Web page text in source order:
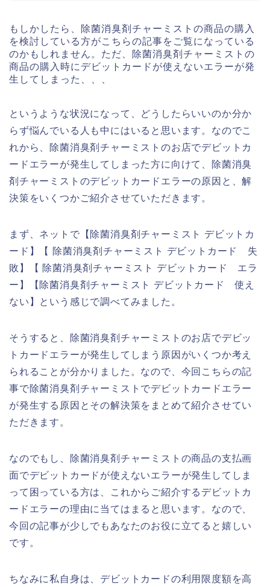
もしかしたら、除菌消臭剤チャーミストの商品の購入
を検討している方がこちらの記事をご覧になっている
のかもしれません。ただ、除菌消臭剤チャーミストの
商品の購入時にデビットカードが使えないエラーが発
生してしまった、、、
というような状況になって、どうしたらいいのか分か
らず悩んでいる人も中にはいると思います。なのでこ
れから、除菌消臭剤チャーミストのお店でデビットカ
ードエラーが発生してしまった方に向けて、除菌消臭
剤チャーミストのデビットカードエラーの原因と、解
決策をいくつかご紹介させていただきます。
まず、ネットで【除菌消臭剤チャーミスト デビットカ
ード】【 除菌消臭剤チャーミスト デビットカード 失
敗】【 除菌消臭剤チャーミスト デビットカード エラ
ー】【除菌消臭剤チャーミスト デビットカード 使え
ない】という感じで調べてみました。
そうすると、除菌消臭剤チャーミストのお店でデビッ
トカードエラーが発生してしまう原因がいくつか考え
られることが分かりました。なので、今回こちらの記
事で除菌消臭剤チャーミストでデビットカードエラー
が発生する原因とその解決策をまとめて紹介させてい
ただきます。
なのでもし、除菌消臭剤チャーミストの商品の支払画
面でデビットカードが使えないエラーが発生してしま
って困っている方は、これからご紹介するデビットカ
ードエラーの理由に当てはまると思います。なので、
今回の記事が少しでもあなたのお役に立てると嬉しい
です。
ちなみに私自身は、デビットカードの利用限度額を高